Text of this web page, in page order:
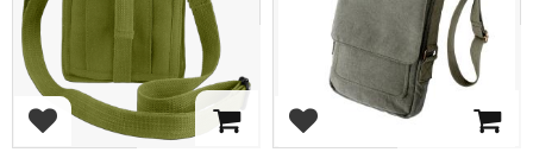
Add to favorites Add to favorites